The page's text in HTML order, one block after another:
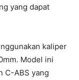
yang dapat
kaliper
Model ini
C-ABS yang